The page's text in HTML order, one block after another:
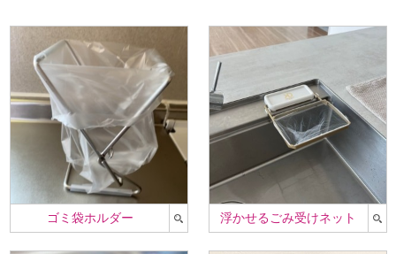
ゴミ袋ホルダー 浮かせるごみ受けネット